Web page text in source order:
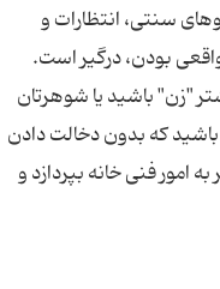
سنتی، انتظارات و
"زن" باشید یا شوهرتان
که بدون دخالت دادن
امور فنی خانه بپردازد و